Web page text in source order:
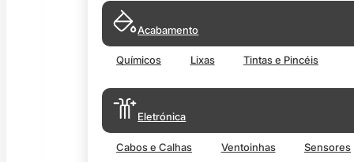
Acabamento
Químicos Lixas Tintas e Pincéis
Eletrónica
Cabos e Calhas Ventoinhas Sensores